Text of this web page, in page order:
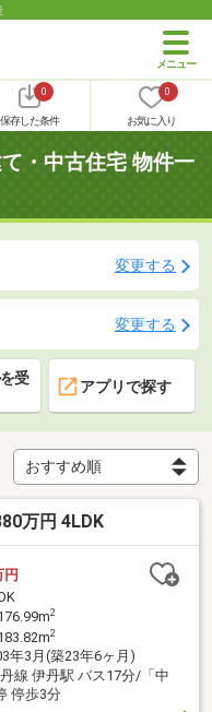
0
保存した条件
0
お気に入り
・中古住宅 物件一
変更する
変更する
受
アプリで探す
万円 4LDK
円
2
2
年3月(築23年6ヶ月)
線 伊丹駅 バス17分/「中
停歩3分